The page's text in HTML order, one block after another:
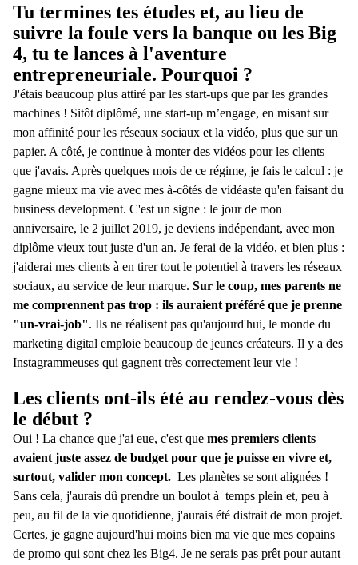
Tu termines tes études et, au lieu de
suivre la foule vers la banque ou les Big
4, tu te lances à l'aventure
entrepreneuriale. Pourquoi ?
J'étais beaucoup plus attiré par les start-ups que par les grandes
machines ! Sitôt diplômé, une start-up m’engage, en misant sur
mon affinité pour les réseaux sociaux et la vidéo, plus que sur un
papier. A côté, je continue à monter des vidéos pour les clients
que j'avais. Après quelques mois de ce régime, je fais le calcul : je
gagne mieux ma vie avec mes à-côtés de vidéaste qu'en faisant du
business development. C'est un signe : le jour de mon
anniversaire, le 2 juillet 2019, je deviens indépendant, avec mon
diplôme vieux tout juste d'un an. Je ferai de la vidéo, et bien plus :
j'aiderai mes clients à en tirer tout le potentiel à travers les réseaux
sociaux, au service de leur marque. Sur le coup, mes parents ne
me comprennent pas trop : ils auraient préféré que je prenne
"un-vrai-job". Ils ne réalisent pas qu'aujourd'hui, le monde du
marketing digital emploie beaucoup de jeunes créateurs. Il y a des
Instagrammeuses qui gagnent très correctement leur vie !
Les clients ont-ils été au rendez-vous dès
le début ?
Oui ! La chance que j'ai eue, c'est que mes premiers clients
avaient juste assez de budget pour que je puisse en vivre et,
surtout, valider mon concept. Les planètes se sont alignées !
Sans cela, j'aurais dû prendre un boulot à temps plein et, peu à
peu, au fil de la vie quotidienne, j'aurais été distrait de mon projet.
Certes, je gagne aujourd'hui moins bien ma vie que mes copains
de promo qui sont chez les Big4. Je ne serais pas prêt pour autant